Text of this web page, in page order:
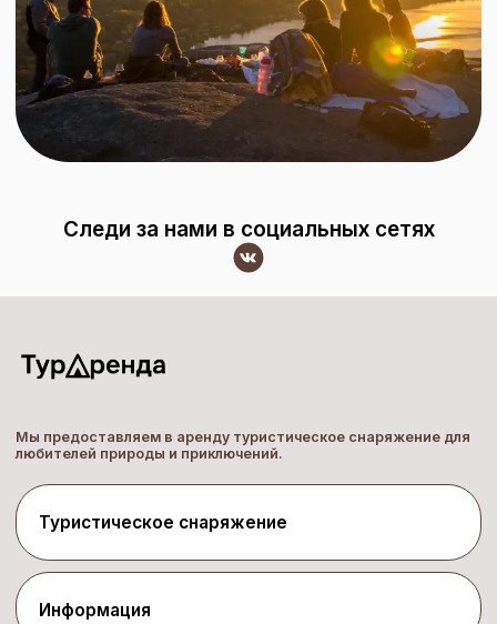
Следи за нами в социальных сетях
Мы предоставляем в аренду туристическое снаряжение для
любителей природы и приключений.
Туристическое снаряжение
Спальники
Рюкзаки
Костровое оборудование
Информация